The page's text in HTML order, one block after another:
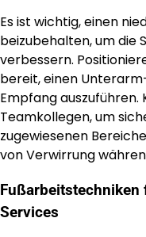
Es ist wichtig, einen
beizubehalten, um die
verbessern.
bereit, einen
Empfang
Teamkollegen, um
zugewiesenen
von Verwirrung
Services